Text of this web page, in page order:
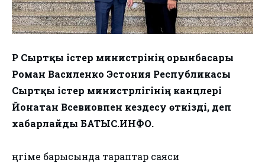
ҚР Сыртқы істер министрінің орынбасары
Роман Василенко Эстония Республикасы
Сыртқы істер министрлігінің канцлері
Йонатан Всевиовпен кездесу өткізді, деп
хабарлайды БАТЫС.ИНФО.
Әңгіме барысында тараптар саяси